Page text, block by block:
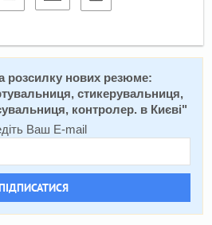
розсилку нових резюме:
стикерувальниця,
контролер. в Києві"
Ваш E-mail